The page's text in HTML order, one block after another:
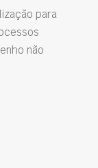
para
não